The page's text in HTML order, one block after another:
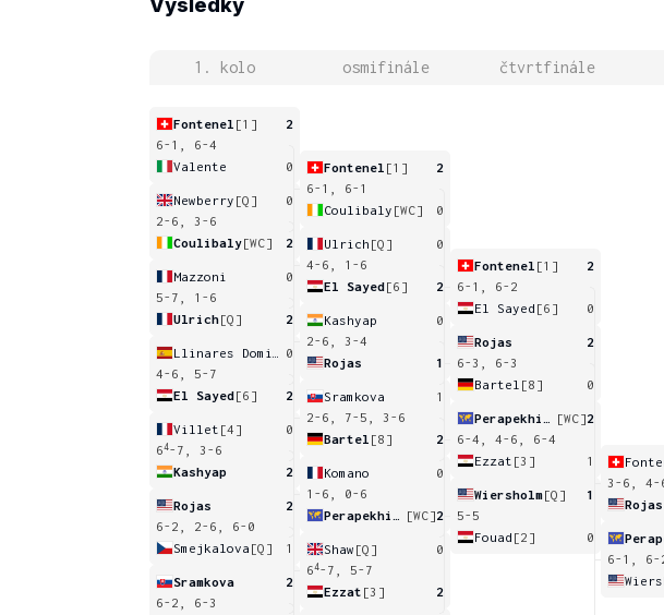
Výsledky
1. kolo osmifinále čtvrtfinále
Fontenel [1]
2
6-1, 6-4
Valente
0
Newberry [Q]
0
2-6, 3-6
Coulibaly[WC] 2
Mazzoni
0
5-7, 1-6
Ulrich[Q] 2
0
4-6, 5-7
El Sayed[6] 2
Villet [4]
0
64-7, 3-6
Kashyap
2
Rojas
2
6-2, 2-6, 6-0
Smejkalova [Q] 1
Sramkova
2
6-2, 6-3
Fontenel [1]
2
6-1, 6-1
Coulibaly [WC] 0
Ulrich [Q]
0
4-6, 1-6
El Sayed[6] 2
Kashyap
0
2-6, 3-4
Rojas
1
Sramkova
1
2-6, 7-5, 3-6
Bartel [8] 2
Komano
0
1-6, 0-6
[WC]2
Shaw [Q]
0
64-7, 5-7
Ezzat [3] 2
Fontenel [1]
2
6-1, 6-2
El Sayed [6] 0
Rojas
2
6-3, 6-3
Bartel [8] 0
[WC]2
6-4, 4-6, 6-4
Ezzat [3] 1
Wiersholm[Q]
1
5-5
Fouad [2] 0
3-6, 4-
Rojas
6-1, 6-